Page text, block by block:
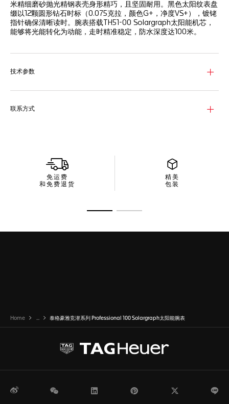
米精细磨砂抛光精钢表壳身形精巧，且坚固耐用。黑色太阳纹表盘
缀以12颗圆形钻石时标（0.075克拉，颜色G+，净度VS+），镀铑
指针确保清晰读时。腕表搭载TH51-00 Solargraph太阳能机芯，
能够将光能转化为动能，走时精准稳定，防水深度达100米。
技术参数
联系方式
免运费
和免费退货
精美
包装
Home ... 泰格豪雅竞潜系列 Professional 100 Solargraph太阳能腕表
微博 WeChat Pinterest